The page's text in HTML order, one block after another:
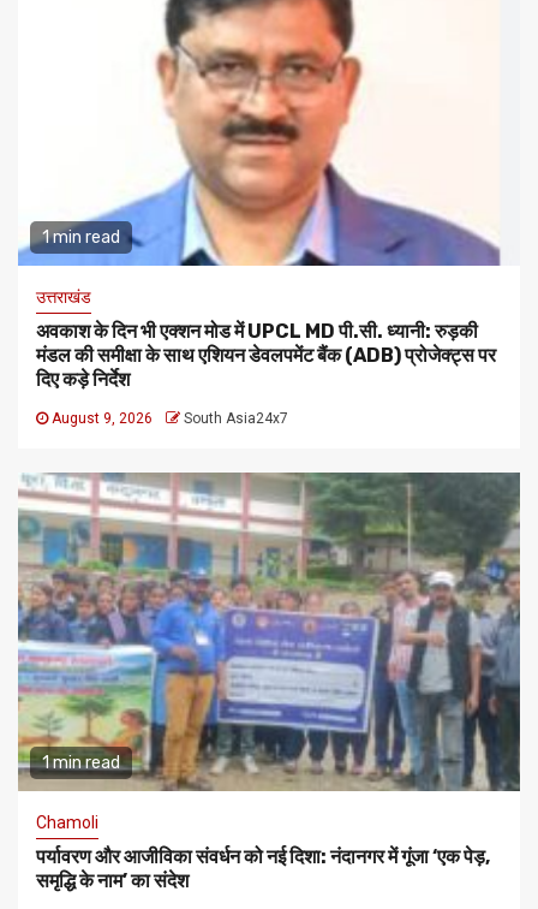
1 min read
उत्तराखंड
अवकाश के दिन भी एक्शन मोड में UPCL MD पी.सी. ध्यानी: रुड़की
मंडल की समीक्षा के साथ एशियन डेवलपमेंट बैंक (ADB) प्रोजेक्ट्स पर
दिए कड़े निर्देश
August 9, 2026 South Asia24x7
1 min read
Chamoli
पर्यावरण और आजीविका संवर्धन को नई दिशा: नंदानगर में गूंजा ‘एक पेड़,
समृद्धि के नाम’ का संदेश